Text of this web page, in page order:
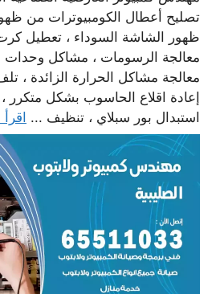
تصليح أعطال الكومبيوترات من
ظهور الشاشة السوداء ، تعطيل
معالجة الرسومات ، مشاكل وحدات
معالجة مشاكل الحرارة الزائدة ،
إعادة اقلاع الحاسوب بشكل متكرر ،
استبدال بور سبلاي ، تنظيف ... اقرأ